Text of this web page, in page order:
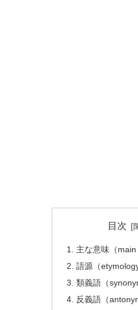
目次
主な意味（main
語源（etymology
類義語（
反義語（